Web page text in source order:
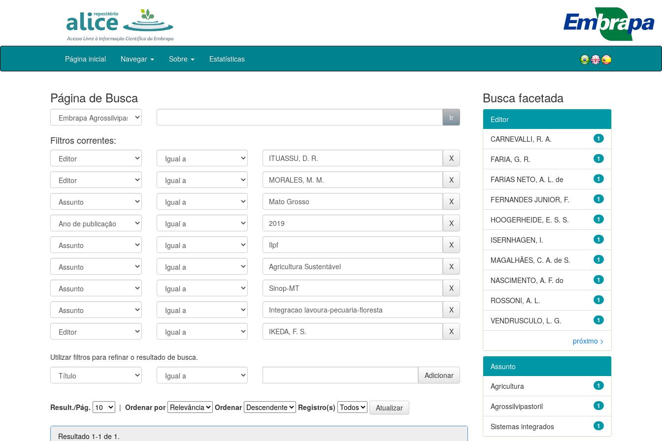
Skip
Página inicial Navegar Sobre Estatísticas
Página de Busca
Filtros correntes:
Utilizar filtros para refinar o resultado de busca.
Result./Pág. | Ordenar por Ordenar Registro(s)
Resultado 1-1 de 1.
Busca facetada
Editor
1
CARNEVALLI, R. A.
1
FARIA, G. R.
1
FARIAS NETO, A. L. de
1
FERNANDES JUNIOR, F.
1
HOOGERHEIDE, E. S. S.
1
ISERNHAGEN, I.
1
MAGALHÃES, C. A. de S.
1
NASCIMENTO, A. F. do
1
ROSSONI, A. L.
1
VENDRUSCULO, L. G.
próximo >
Assunto
1
Agricultura
1
Agrossilvipastoril
1
Sistemas integrados